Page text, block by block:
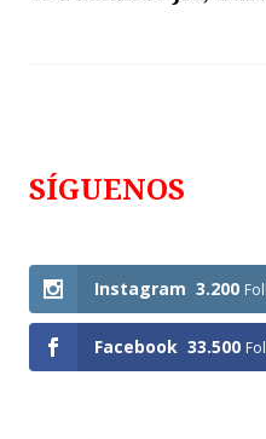
SÍGUENOS
Instagram 3.200
Facebook 33.500